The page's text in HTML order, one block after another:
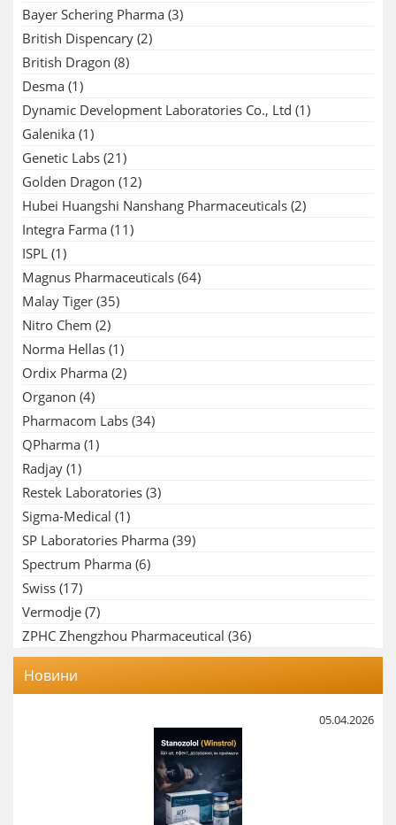
Bayer Schering Pharma (3)
British Dispencary (2)
British Dragon (8)
Desma (1)
Dynamic Development Laboratories Co., Ltd (1)
Galenika (1)
Genetic Labs (21)
Golden Dragon (12)
Hubei Huangshi Nanshang Pharmaceuticals (2)
Integra Farma (11)
ISPL (1)
Magnus Pharmaceuticals (64)
Malay Tiger (35)
Nitro Chem (2)
Norma Hellas (1)
Ordix Pharma (2)
Organon (4)
Pharmacom Labs (34)
QPharma (1)
Radjay (1)
Restek Laboratories (3)
Sigma-Medical (1)
SP Laboratories Pharma (39)
Spectrum Pharma (6)
Swiss (17)
Vermodje (7)
ZPHC Zhengzhou Pharmaceutical (36)
Новини
05.04.2026